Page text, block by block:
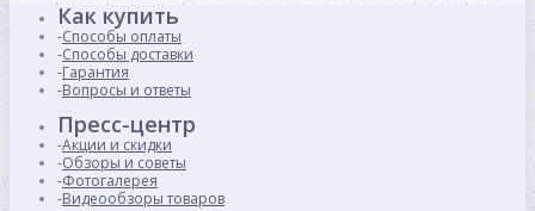
Как купить
Способы оплаты
Способы доставки
Гарантия
Вопросы и ответы
Пресс-центр
Акции и скидки
Обзоры и советы
Фотогалерея
Видеообзоры товаров